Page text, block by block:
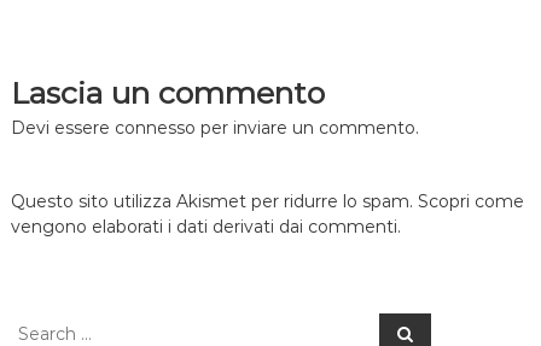
Lascia un commento
Devi essere connesso per inviare un commento.
Questo sito utilizza Akismet per ridurre lo spam. Scopri come
vengono elaborati i dati derivati dai commenti.
Search
Search